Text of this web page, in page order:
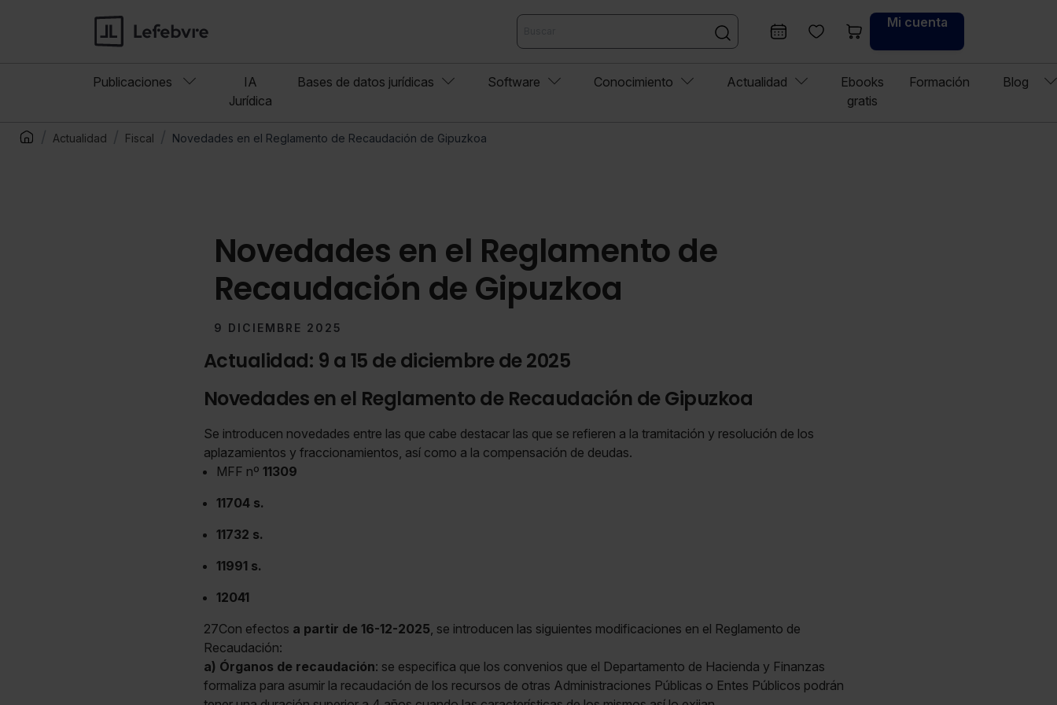
Mi cuenta
Publicaciones
IA
Jurídica
Bases de datos jurídicas Software Conocimiento Actualidad
Ebooks
gratis
Formación Blog
Actualidad Fiscal Novedades en el Reglamento de Recaudación de Gipuzkoa
Novedades en el Reglamento de
Recaudación de Gipuzkoa
9 DICIEMBRE 2025
Actualidad: 9 a 15 de diciembre de 2025
Novedades en el Reglamento de Recaudación de Gipuzkoa
Se introducen novedades entre las que cabe destacar las que se refieren a la tramitación y resolución de los
aplazamientos y fraccionamientos, así como a la compensación de deudas.
MFF nº 11309
11704 s.
11732 s.
11991 s.
12041
27Con efectos a partir de 16-12-2025, se introducen las siguientes modificaciones en el Reglamento de
Recaudación:
a) Órganos de recaudación: se especifica que los convenios que el Departamento de Hacienda y Finanzas
formaliza para asumir la recaudación de los recursos de otras Administraciones Públicas o Entes Públicos podrán